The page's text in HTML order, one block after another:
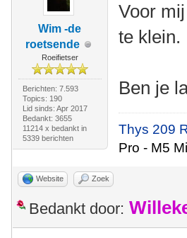
Wim -de
roetsende
Roeifietser
Berichten: 7.593
Topics: 190
Lid sinds: Apr 2017
Bedankt: 3655
11214 x bedankt in
5339 berichten
Voor
te klein.
Ben je
Thys 209
Pro - M5
Website Zoek
Bedankt door: